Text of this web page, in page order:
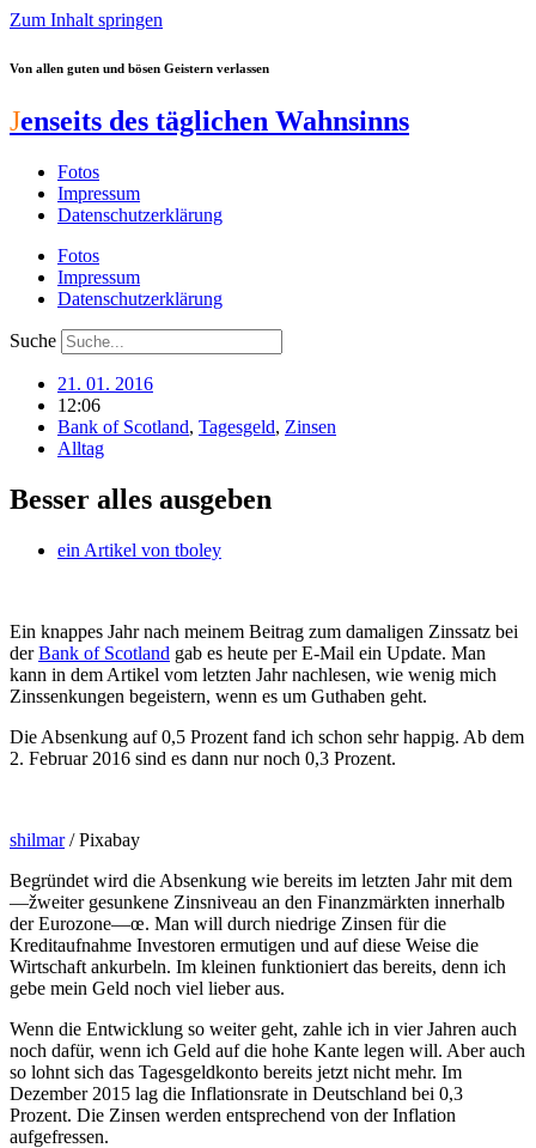
Zum Inhalt springen
Von allen guten und bösen Geistern verlassen
Jenseits des täglichen Wahnsinns
Fotos
Impressum
Datenschutzerklärung
Fotos
Impressum
Datenschutzerklärung
Suche
21. 01. 2016
12:06
Bank of Scotland, Tagesgeld, Zinsen
Alltag
Besser alles ausgeben
ein Artikel von tboley
Ein knappes Jahr nach meinem Beitrag zum damaligen Zinssatz bei
derBank of Scotland gab es heute per E-Mail ein Update. Man
kann in dem Artikel vom letzten Jahr nachlesen, wie wenig mich
Zinssenkungen begeistern, wenn es um Guthaben geht.
Die Absenkung auf 0,5 Prozent fand ich schon sehr happig. Ab dem
2. Februar 2016 sind es dann nur noch 0,3 Prozent.
shilmar/ Pixabay
Begründet wird die Absenkung wie bereits im letzten Jahr mit dem
—žweiter gesunkene Zinsniveau an den Finanzmärkten innerhalb
der Eurozone—œ. Man will durch niedrige Zinsen für die
Kreditaufnahme Investoren ermutigen und auf diese Weise die
Wirtschaft ankurbeln. Im kleinen funktioniert das bereits, denn ich
gebe mein Geld noch viel lieber aus.
Wenn die Entwicklung so weiter geht, zahle ich in vier Jahren auch
noch dafür, wenn ich Geld auf die hohe Kante legen will. Aber auch
so lohnt sich das Tagesgeldkonto bereits jetzt nicht mehr. Im
Dezember 2015 lag die Inflationsrate in Deutschland bei 0,3
Prozent. Die Zinsen werden entsprechend von der Inflation
aufgefressen.